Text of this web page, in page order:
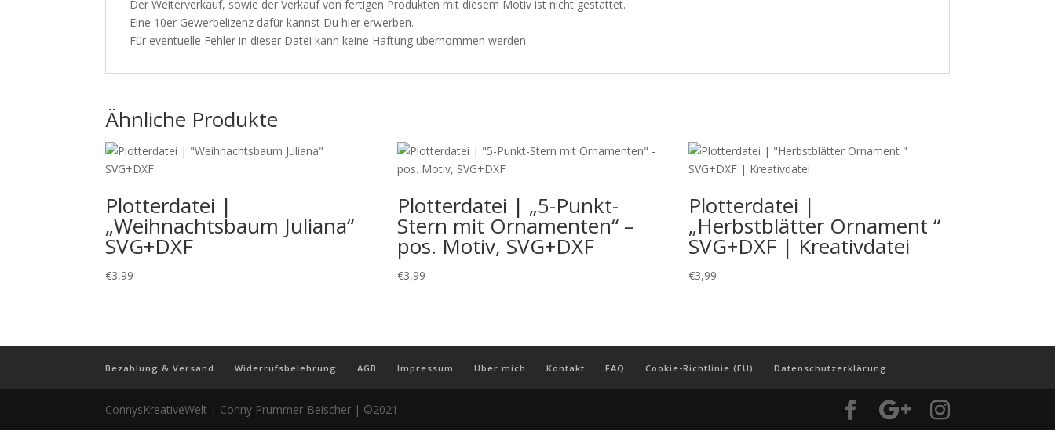
Der Weiterverkauf, sowie der Verkauf von fertigen Produkten mit diesem Motiv ist nicht gestattet.
Eine 10er Gewerbelizenz dafür kannst Duhier erwerben.
Für eventuelle Fehler in dieser Datei kann keine Haftung übernommen werden.
Ähnliche Produkte
Plotterdatei |
„Weihnachtsbaum Juliana“
SVG+DXF
€3,99
Plotterdatei | „5-Punkt-
Stern mit Ornamenten“ –
pos. Motiv, SVG+DXF
€3,99
Plotterdatei |
„Herbstblätter Ornament “
SVG+DXF | Kreativdatei
€3,99
Bezahlung & Versand Widerrufsbelehrung AGB Impressum Über mich Kontakt FAQ Cookie-Richtlinie (EU) Datenschutzerklärung
ConnysKreativeWelt | Conny Prummer-Beischer | ©2021